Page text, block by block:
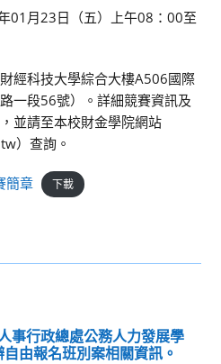
01月23日（五）上午08：00至
經科技大學綜合大樓A506國際
一段56號）。詳細競賽資訊及
並請至本校財金學院網站
）查詢。
簡章 下載
事行政總處公務人力發展學
由報名班別案相關資訊。